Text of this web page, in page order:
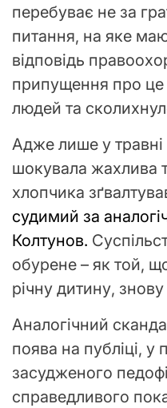
перебуває не за
питання, на яке
відповідь
припущення про
людей та
Адже лише у
шокувала жахлива
хлопчика
судимий за
Колтунов.
обурене – як той,
річну дитину,
Аналогічний
поява на публіці,
засудженого
справедливого